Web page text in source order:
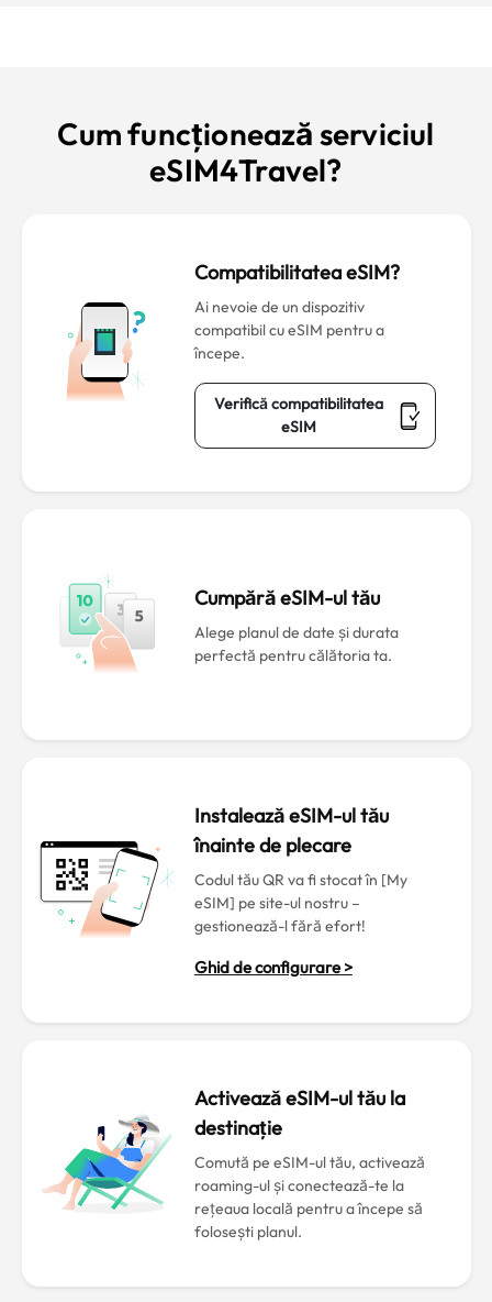
Cum funcționează serviciul
eSIM4Travel?
Compatibilitatea eSIM?
Ai nevoie de un dispozitiv
compatibil cu eSIM pentru a
începe.
Verifică compatibilitatea
eSIM
Cumpără eSIM-ul tău
Alege planul de date și durata
perfectă pentru călătoria ta.
Instalează eSIM-ul tău
înainte de plecare
Codul tău QR va fi stocat în [My
eSIM] pe site-ul nostru –
gestionează-l fără efort!
Ghid de configurare >
Activează eSIM-ul tău la
destinație
Comută pe eSIM-ul tău, activează
roaming-ul și conectează-te la
rețeaua locală pentru a începe să
folosești planul.